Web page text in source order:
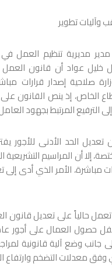
وآليات تطوير
مديرية تنظيم العمل
الوزارة صلاحية إصدار قرارات
الخاص، إذ ينص القانون على
الترفيع المرتبط بجهود
تعديل الحد الأدنى للأجور
إلا أن المراسيم
مباشرة، الأمر الذي أدى
تعمل حالياً على تعديل قانون
حصول العمال على أجور
جانب وضع آلية قانونية
معدلات التضخم وارتفاع